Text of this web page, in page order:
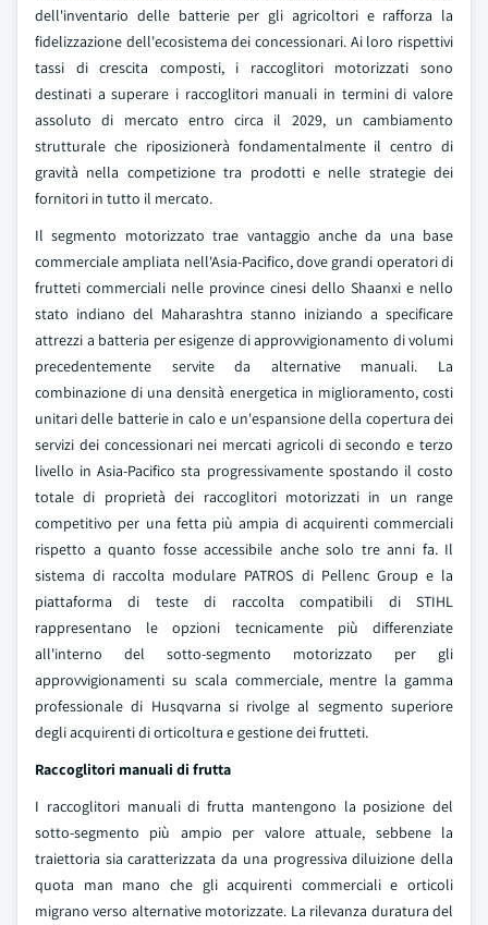
dell'inventario delle batterie per gli agricoltori e rafforza la
fidelizzazione dell'ecosistema dei concessionari. Ai loro rispettivi
tassi di crescita composti, i raccoglitori motorizzati sono
destinati a superare i raccoglitori manuali in termini di valore
assoluto di mercato entro circa il 2029, un cambiamento
strutturale che riposizionerà fondamentalmente il centro di
gravità nella competizione tra prodotti e nelle strategie dei
fornitori in tutto il mercato.
Il segmento motorizzato trae vantaggio anche da una base
commerciale ampliata nell'Asia-Pacifico, dove grandi operatori di
frutteti commerciali nelle province cinesi dello Shaanxi e nello
stato indiano del Maharashtra stanno iniziando a specificare
attrezzi a batteria per esigenze di approvvigionamento di volumi
precedentemente servite da alternative manuali. La
combinazione di una densità energetica in miglioramento, costi
unitari delle batterie in calo e un'espansione della copertura dei
servizi dei concessionari nei mercati agricoli di secondo e terzo
livello in Asia-Pacifico sta progressivamente spostando il costo
totale di proprietà dei raccoglitori motorizzati in un range
competitivo per una fetta più ampia di acquirenti commerciali
rispetto a quanto fosse accessibile anche solo tre anni fa. Il
sistema di raccolta modulare PATROS di Pellenc Group e la
piattaforma di teste di raccolta compatibili di STIHL
rappresentano le opzioni tecnicamente più differenziate
all'interno del sotto-segmento motorizzato per gli
approvvigionamenti su scala commerciale, mentre la gamma
professionale di Husqvarna si rivolge al segmento superiore
degli acquirenti di orticoltura e gestione dei frutteti.
Raccoglitori manuali di frutta
I raccoglitori manuali di frutta mantengono la posizione del
sotto-segmento più ampio per valore attuale, sebbene la
traiettoria sia caratterizzata da una progressiva diluizione della
quota man mano che gli acquirenti commerciali e orticoli
migrano verso alternative motorizzate. La rilevanza duratura del